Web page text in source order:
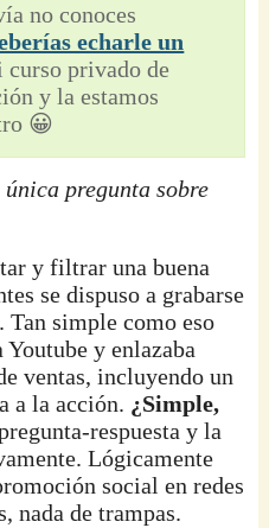
no conoces
echarle un
curso privado de
y la estamos
😀
pregunta sobre
y filtrar una buena
se dispuso a grabarse
Tan simple como eso
y enlazaba
ventas, incluyendo un
a la acción. ¿Simple,
respuesta y la
Lógicamente
social en redes
nada de trampas.